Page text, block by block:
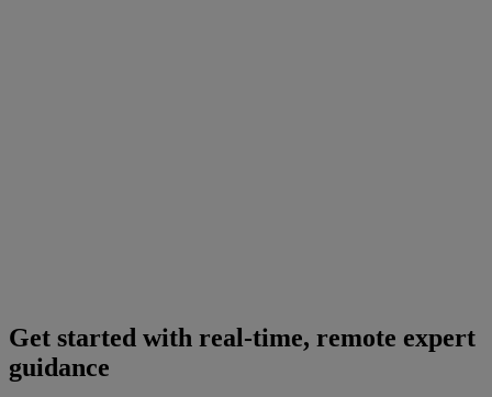
Get started with real-time, remote expert
guidance